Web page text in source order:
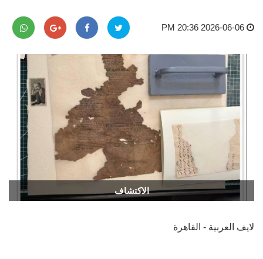
2026-06-06 20:36 PM
الاكتشاف
لايف العربية - القاهرة